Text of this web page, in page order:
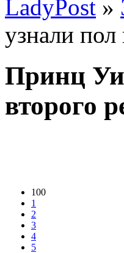
LadyPost »
узнали пол
Принц
второго
100
1
2
3
4
5